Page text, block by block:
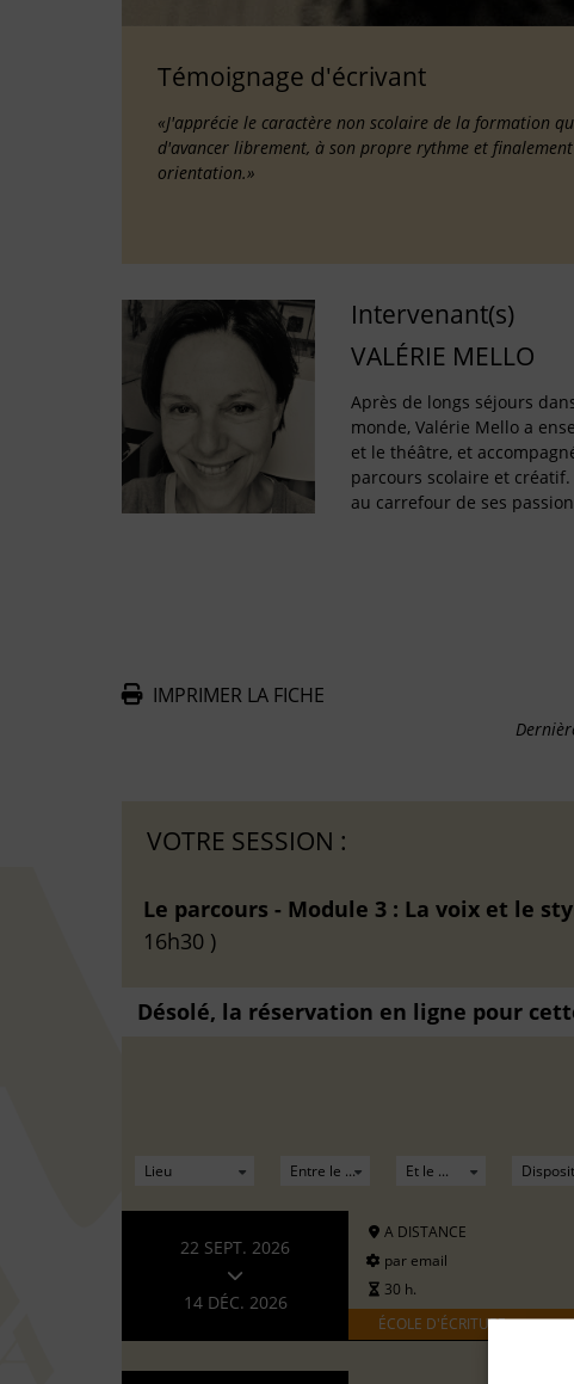
Témoignage d'écrivant
«J'apprécie le caractère non scolaire de la formation
d'avancer librement, à son propre rythme et
orientation.»
Intervenant(s)
VALÉRIE MELLO
Après de longs séjours
monde, Valérie Mello a
et le théâtre, et
parcours scolaire et
au carrefour de ses
IMPRIMER LA FICHE
VOTRE SESSION :
Le parcours - Module 3 : La voix et le
16h30 )
Désolé, la réservation en ligne pour
22 SEPT. 2026
14 DÉC. 2026
A DISTANCE
par email
30 h.
ÉCOLE D'ÉCRITURE